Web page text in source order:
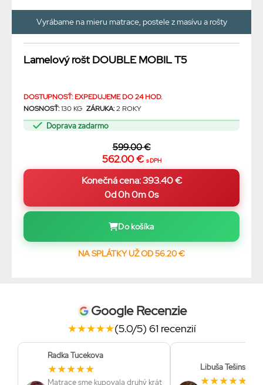
Vyrábame na mieru matrace, postele z masívu a rošty
Lamelový rošt DOUBLE MOBIL T5
DOSTUPNOSŤ: EXPEDUJEME DO 24 HOD.
NOSNOSŤ:130 KG ZÁRUKA:2 ROKY
Doprava zadarmo
599.00 €
562.00 € s DPH
0d 0h 0m 0s
Do košíka
NA SPLÁTKY UŽ OD 56.20 €
Google Recenzie
★★★★★(5.0/5) 61 recenzií
Radka Tucekova
★★★★★
Matrace sme kupovala druhý krát
Libuša Tešinská
★★★★★